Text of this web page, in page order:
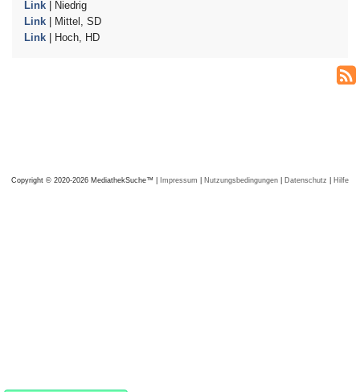
Link | Niedrig
Link | Mittel, SD
Link | Hoch, HD
Copyright © 2020-2026 MediathekSuche™ | Impressum | Nutzungsbedingungen | Datenschutz | Hilfe